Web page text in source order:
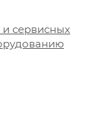
сервисных